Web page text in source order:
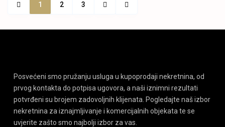
1 2 3
Posvećeni smo pružanju usluga u kupoprodaji nekretnina, od
prvog kontakta do potpisa ugovora, a naši iznimni rezultati
potvrđeni su brojem zadovoljnih klijenata. Pogledajte naš izbor
nekretnina za iznajmljivanje i komercijalnih objekata te se
uvjerite zašto smo najbolji izbor za vas.